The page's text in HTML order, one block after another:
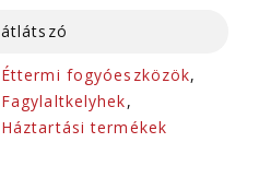
átlátszó
Éttermi fogyóeszközök,
Fagylaltkelyhek,
Háztartási termékek